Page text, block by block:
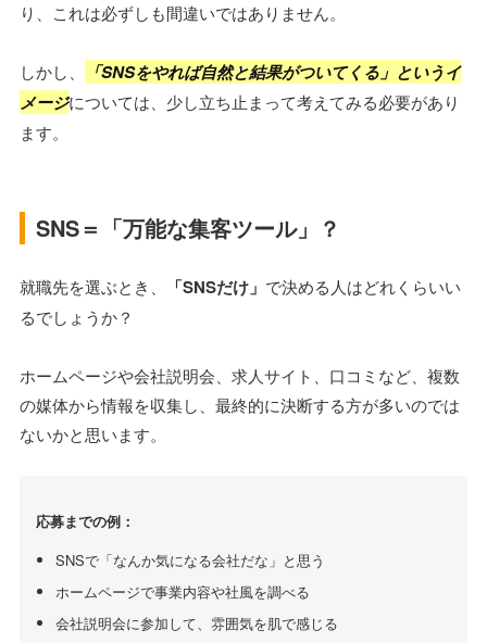
り、これは必ずしも間違いではありません。
しかし、
「SNSをやれば自然と結果がついてくる」というイ
メージについては、少し立ち止まって考えてみる必要があり
ます。
SNS＝「万能な集客ツール」？
就職先を選ぶとき、 「SNSだけ」 で決める人はどれくらいい
るでしょうか？
ホームページや会社説明会、求人サイト、口コミなど、複数
の媒体から情報を収集し、最終的に決断する方が多いのでは
ないかと思います。
応募までの例：
SNSで「なんか気になる会社だな」と思う
ホームページで事業内容や社風を調べる
会社説明会に参加して、雰囲気を肌で感じる